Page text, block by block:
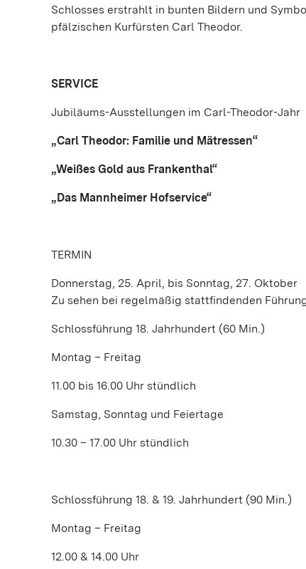
Schlosses erstrahlt in bunten Bildern und
pfälzischen Kurfürsten Carl Theodor.
SERVICE
Jubiläums-Ausstellungen im Carl-Theodor-Jahr
„Carl Theodor: Familie und Mätressen“
„Weißes Gold aus Frankenthal“
„Das Mannheimer Hofservice“
TERMIN
Donnerstag, 25. April, bis Sonntag, 27. Oktober
Zu sehen bei regelmäßig stattfindenden
Schlossführung 18. Jahrhundert (60 Min.)
Montag – Freitag
11.00 bis 16.00 Uhr stündlich
Samstag, Sonntag und Feiertage
10.30 – 17.00 Uhr stündlich
Schlossführung 18. & 19. Jahrhundert (90 Min.)
Montag – Freitag
12.00 & 14.00 Uhr